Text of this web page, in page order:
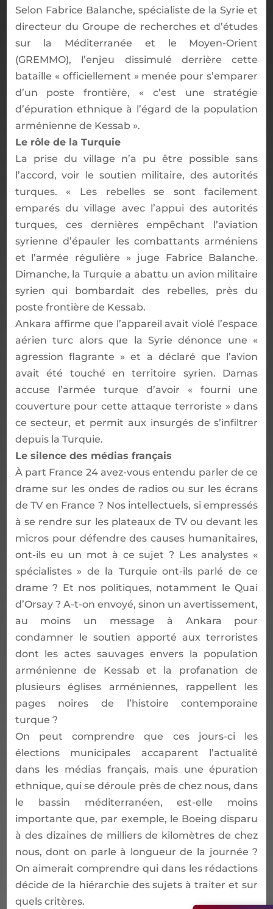
Selon Fabrice Balanche, spécialiste de la Syrie et
directeur du Groupe de recherches et d’études
sur la Méditerranée et le Moyen-Orient
(GREMMO), l’enjeu dissimulé derrière cette
bataille « officiellement » menée pour s’emparer
d’un poste frontière, « c’est une stratégie
d’épuration ethnique à l’égard de la population
arménienne de Kessab ».
Le rôle de la Turquie
La prise du village n’a pu être possible sans
l’accord, voir le soutien militaire, des autorités
turques. « Les rebelles se sont facilement
emparés du village avec l’appui des autorités
turques, ces dernières empêchant l’aviation
syrienne d’épauler les combattants arméniens
et l’armée régulière » juge Fabrice Balanche.
Dimanche, la Turquie a abattu un avion militaire
syrien qui bombardait des rebelles, près du
poste frontière de Kessab.
Ankara affirme que l’appareil avait violé l’espace
aérien turc alors que la Syrie dénonce une «
agression flagrante » et a déclaré que l’avion
avait été touché en territoire syrien. Damas
accuse l’armée turque d’avoir « fourni une
couverture pour cette attaque terroriste » dans
ce secteur, et permit aux insurgés de s’infiltrer
depuis la Turquie.
Le silence des médias français
À part France 24 avez-vous entendu parler de ce
drame sur les ondes de radios ou sur les écrans
de TV en France ? Nos intellectuels, si empressés
à se rendre sur les plateaux de TV ou devant les
micros pour défendre des causes humanitaires,
ont-ils eu un mot à ce sujet ? Les analystes «
spécialistes » de la Turquie ont-ils parlé de ce
drame ? Et nos politiques, notamment le Quai
d’Orsay ? A-t-on envoyé, sinon un avertissement,
au moins un message à Ankara pour
condamner le soutien apporté aux terroristes
dont les actes sauvages envers la population
arménienne de Kessab et la profanation de
plusieurs églises arméniennes, rappellent les
pages noires de l’histoire contemporaine
turque ?
On peut comprendre que ces jours-ci les
élections municipales accaparent l’actualité
dans les médias français, mais une épuration
ethnique, qui se déroule près de chez nous, dans
le bassin méditerranéen, est-elle moins
importante que, par exemple, le Boeing disparu
à des dizaines de milliers de kilomètres de chez
nous, dont on parle à longueur de la journée ?
On aimerait comprendre qui dans les rédactions
décide de la hiérarchie des sujets à traiter et sur
quels critères.